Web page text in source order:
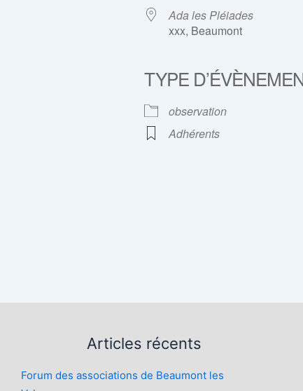
iCalendar
Ada les Pléiades
xxx, Beaumont
TYPE
observation
Adhérents
Articles récents
Forum des associations de Beaumont les